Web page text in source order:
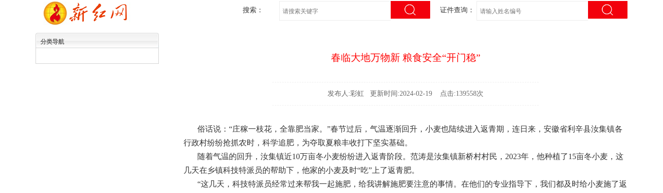
证件查询：
搜索：
分类导航
春临大地万物新 粮食安全“开门稳”
发布人:彩虹 更新时间:2024-02-19 点击:139558次
俗话说：“庄稼一枝花，全靠肥当家。”春节过后，气温逐渐回升，小麦也陆续进入返青期，连日来，安徽省利辛县汝集镇各
行政村纷纷抢抓农时，科学追肥，为夺取夏粮丰收打下坚实基础。
随着气温的回升，汝集镇近10万亩冬小麦纷纷进入返青阶段。范涛是汝集镇新桥村村民，2023年，他种植了15亩冬小麦，这
几天在乡镇科技特派员的帮助下，他家的小麦及时“吃”上了返青肥。
“这几天，科技特派员经常过来帮我一起施肥，给我讲解施肥要注意的事情。在他们的专业指导下，我们都及时给小麦施了返